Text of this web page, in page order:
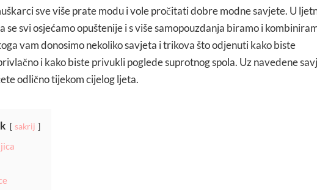
sve više prate modu i vole pročitati dobre modne savjete. U
se svi osjećamo opuštenije i s više samopouzdanja biramo i
vam donosimo nekoliko savjeta i trikova što odjenuti kako biste
i kako biste privukli poglede suprotnog spola. Uz navedene
odlično tijekom cijelog ljeta.
sakrij